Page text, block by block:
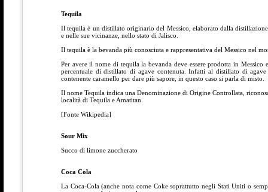
Tequila
Il tequila è un distillato originario del Messico, elaborato dalla
e nelle sue vicinanze, nello stato di Jalisco.
Il tequila è la bevanda più conosciuta e rappresentativa del Messico nel
Per avere il nome di tequila la bevanda deve essere prodotta in
percentuale di distillato di agave contenuta. Infatti al distillato di
contenente caramello per dare più sapore, in questo caso si parla di misto.
Il nome Tequila indica una Denominazione di Origine Controllata,
località di Tequila e Amatitan.
[Fonte Wikipedia]
Sour Mix
Succo di limone zuccherato
Coca Cola
La Coca-Cola (anche nota come Coke soprattutto negli Stati Uniti o